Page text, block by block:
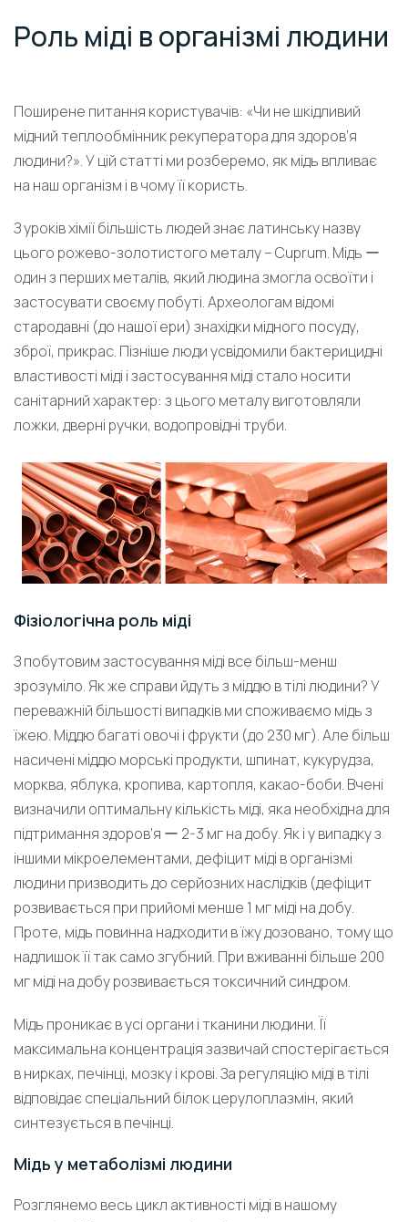
Роль міді в організмі людини
Поширене питання користувачів: «Чи не шкідливий
мідний теплообмінник рекуператора для здоров’я
людини?». У цій статті ми розберемо, як мідь впливає
на наш організм і в чому її користь.
З уроків хімії більшість людей знає латинську назву
цього рожево-золотистого металу – Cuprum. Мідь ー
один з перших металів, який людина змогла освоїти і
застосувати своєму побуті. Археологам відомі
стародавні (до нашої ери) знахідки мідного посуду,
зброї, прикрас. Пізніше люди усвідомили бактерицидні
властивості міді і застосування міді стало носити
санітарний характер: з цього металу виготовляли
ложки, дверні ручки, водопровідні труби.
Фізіологічна роль міді
З побутовим застосування міді все більш-менш
зрозуміло. Як же справи йдуть з міддю в тілі людини? У
переважній більшості випадків ми споживаємо мідь з
їжею. Міддю багаті овочі і фрукти (до 230 мг). Але більш
насичені міддю морські продукти, шпинат, кукурудза,
морква, яблука, кропива, картопля, какао-боби. Вчені
визначили оптимальну кількість міді, яка необхідна для
підтримання здоров’я ー 2-3 мг на добу. Як і у випадку з
іншими мікроелементами, дефіцит міді в організмі
людини призводить до серйозних наслідків (дефіцит
розвивається при прийомі менше 1 мг міді на добу.
Проте, мідь повинна надходити в їжу дозовано, тому що
надлишок її так само згубний. При вживанні більше 200
мг міді на добу розвивається токсичний синдром.
Мідь проникає в усі органи і тканини людини. Її
максимальна концентрація зазвичай спостерігається
в нирках, печінці, мозку і крові. За регуляцію міді в тілі
відповідає спеціальний білок церулоплазмін, який
синтезується в печінці.
Мідь у метаболізмі людини
Розглянемо весь цикл активності міді в нашому